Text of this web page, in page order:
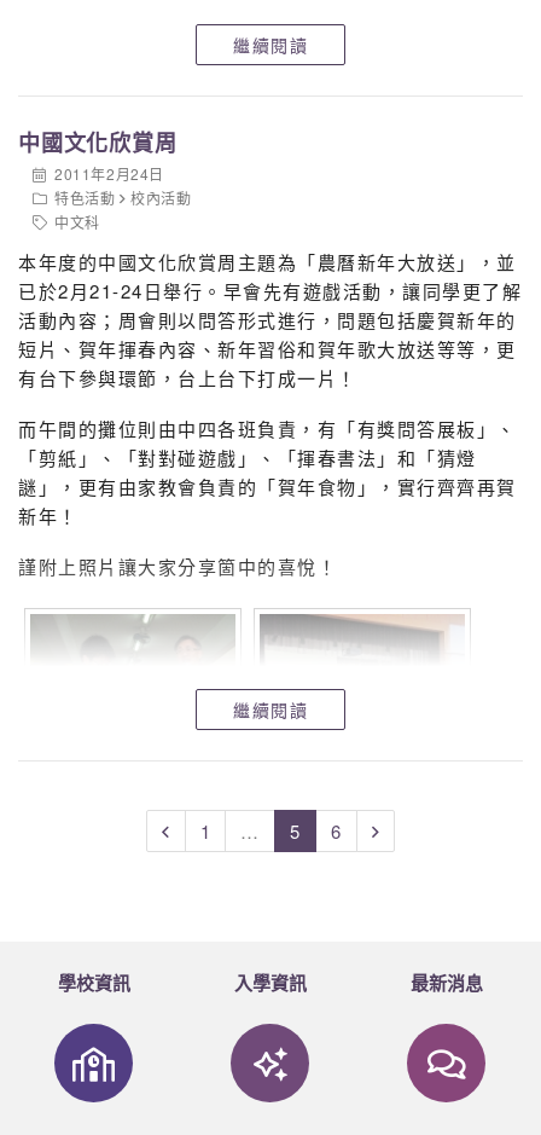
繼續閱讀
中國文化欣賞周
2011年2月24日
特色活動
校內活動
中文科
本年度的中國文化欣賞周主題為「農曆新年大放送」，並
已於2月21-24日舉行。早會先有遊戲活動，讓同學更了解
活動內容；周會則以問答形式進行，問題包括慶賀新年的
短片、賀年揮春內容、新年習俗和賀年歌大放送等等，更
有台下參與環節，台上台下打成一片！
而午間的攤位則由中四各班負責，有「有獎問答展板」、
「剪紙」、「對對碰遊戲」、「揮春書法」和「猜燈
謎」，更有由家教會負責的「賀年食物」，實行齊齊再賀
新年！
謹附上照片讓大家分享箇中的喜悅！
繼續閱讀
1 … 5 6
學校資訊 入學資訊 最新消息